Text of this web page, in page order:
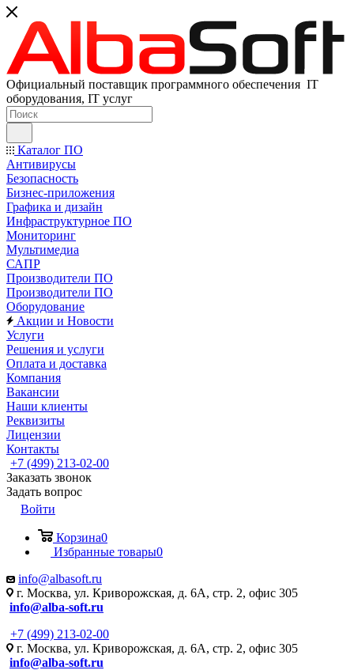
Официальный поставщик программного обеспечения IT
оборудования, IT услуг
Каталог ПО
Антивирусы
Безопасность
Бизнес-приложения
Графика и дизайн
Инфраструктурное ПО
Мониторинг
Мультимедиа
САПР
Производители ПО
Производители ПО
Оборудование
Акции и Новости
Услуги
Решения и услуги
Оплата и доставка
Компания
Вакансии
Наши клиенты
Реквизиты
Лицензии
Контакты
+7 (499) 213-02-00
Заказать звонок
Задать вопрос
Войти
Корзина0
Избранные товары0
info@albasoft.ru
г. Москва, ул. Криворожская, д. 6А, стр. 2, офис 305
info@alba-soft.ru
+7 (499) 213-02-00
г. Москва, ул. Криворожская, д. 6А, стр. 2, офис 305
info@alba-soft.ru